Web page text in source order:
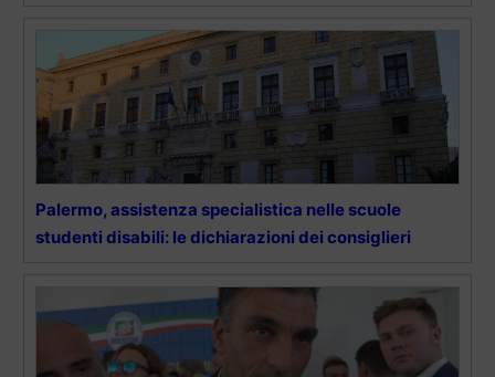
Palermo, assistenza specialistica nelle scuole
studenti disabili: le dichiarazioni dei consiglieri